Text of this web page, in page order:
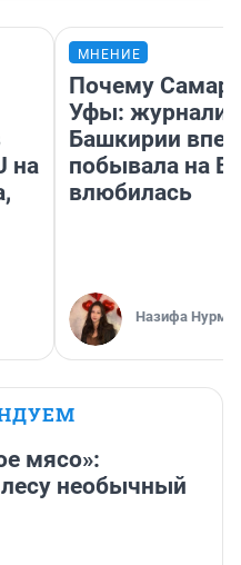
на
МНЕНИЕ
Почему
Уфы:
Башкирии
побывала на
влюбилась
Назифа
мясо»:
необычный